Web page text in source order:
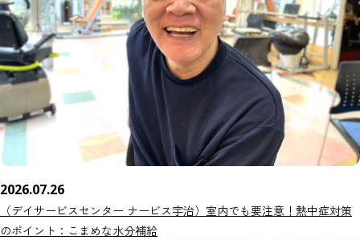
2026.07.26
（デイサービスセンター ナービス宇治）室内でも要注意！熱中症対策
のポイント：こまめな水分補給